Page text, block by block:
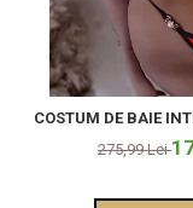
COSTUM DE BAIE
275,99 Lei